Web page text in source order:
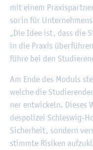
mit einem
so­rin für
„Die Idee ist, dass die
in die Pra­xis
führe bei den
Am Ende des Mo­duls
wel­che die
ner ent­wi­ckeln. Die­ses
des­po­li­zei Schles­wig-
Si­cher­heit, son­dern
stimm­te Ri­si­ken